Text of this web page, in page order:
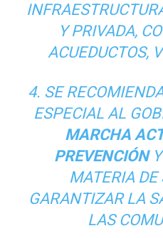
Y PRIVADA,
ACUEDUCTOS,
4. SE
ESPECIAL AL
MARCHA
PREVENCIÓNY
MATERIA DE
GARANTIZAR LA
LAS